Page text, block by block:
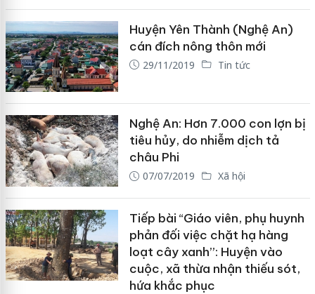
Huyện Yên Thành (Nghệ An)
cán đích nông thôn mới
29/11/2019 Tin tức
Nghệ An: Hơn 7.000 con lợn bị
tiêu hủy, do nhiễm dịch tả
châu Phi
07/07/2019 Xã hội
Tiếp bài “Giáo viên, phụ huynh
phản đối việc chặt hạ hàng
loạt cây xanh”: Huyện vào
cuộc, xã thừa nhận thiếu sót,
hứa khắc phục